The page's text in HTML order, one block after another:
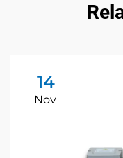
14
Nov